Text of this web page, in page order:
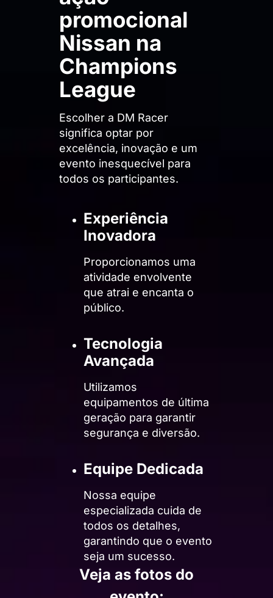
promocional
Nissan na
Champions
League
Escolher a DM Racer
significa optar por
excelência, inovação e um
evento inesquecível para
todos os participantes.
Experiência
Inovadora
Proporcionamos uma
atividade envolvente
que atrai e encanta o
público.
Tecnologia
Avançada
Utilizamos
equipamentos de última
geração para garantir
segurança e diversão.
Equipe Dedicada
Nossa equipe
especializada cuida de
todos os detalhes,
garantindo que o evento
seja um sucesso.
Veja as fotos do